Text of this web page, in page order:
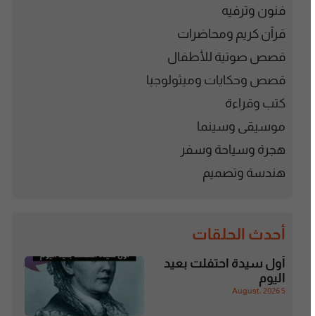
فنون وترفيه
قرآن كريم ومحاضرات
قصص صوتية للأطفال
قصص وحكايات وميثولوجيا
كتب وقراءة
موسيقى وسينما
هجرة وسياحة وسفر
هندسة وتصميم
أحدث الحلقات
أول سيدة احتفلت بعيد
اليوم